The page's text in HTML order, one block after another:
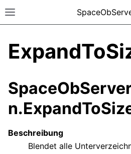
Beschreibung
Blendet alle